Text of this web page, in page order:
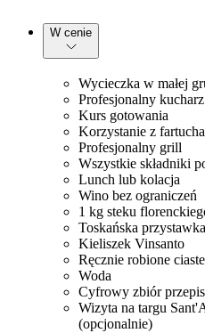
W cenie
Wycieczka w małej
Profesjonalny kucharz
Kurs gotowania
Korzystanie z
Profesjonalny grill
Wszystkie składniki
Lunch lub kolacja
Wino bez ograniczeń
1 kg steku
Toskańska przystawka
Kieliszek Vinsanto
Ręcznie robione
Woda
Cyfrowy zbiór
Wizyta na targu
(opcjonalnie)